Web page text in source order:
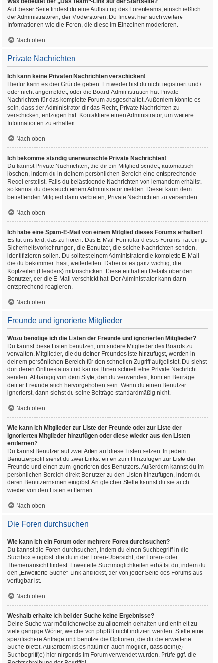
Was bedeutet der „Das Team“-Link auf der Startseite?
Auf dieser Seite findest du eine Auflistung des Forenteams, einschließlich
der Administratoren, der Moderatoren. Du findest hier auch weitere
Informationen wie die Foren, die diese im Einzelnen moderieren.
Nach oben
Private Nachrichten
Ich kann keine Privaten Nachrichten verschicken!
Hierfür kann es drei Gründe geben: Entweder bist du nicht registriert und /
oder nicht angemeldet, oder die Board-Administration hat Private
Nachrichten für das komplette Forum ausgeschaltet. Außerdem könnte es
sein, dass der Administrator dir das Recht, Private Nachrichten zu
verschicken, entzogen hat. Kontaktiere einen Administrator, um weitere
Informationen zu erhalten.
Nach oben
Ich bekomme ständig unerwünschte Private Nachrichten!
Du kannst Private Nachrichten, die dir ein Mitglied sendet, automatisch
löschen, indem du in deinem persönlichen Bereich eine entsprechende
Regel erstellst. Falls du belästigende Nachrichten von jemandem erhältst,
so kannst du dies auch einem Administrator melden. Dieser kann dem
betreffenden Mitglied dann verbieten, Private Nachrichten zu versenden.
Nach oben
Ich habe eine Spam-E-Mail von einem Mitglied dieses Forums erhalten!
Es tut uns leid, das zu hören. Das E-Mail-Formular dieses Forums hat einige
Sicherheitsvorkehrungen, die Benutzer, die solche Nachrichten senden,
identifizieren sollen. Du solltest einem Administrator die komplette E-Mail,
die du bekommen hast, weiterleiten. Dabei ist es ganz wichtig, die
Kopfzeilen (Headers) mitzuschicken. Diese enthalten Details über den
Benutzer, der die E-Mail verschickt hat. Der Administrator kann dann
entsprechend reagieren.
Nach oben
Freunde und ignorierte Mitglieder
Wozu benötige ich die Listen der Freunde und ignorierten Mitglieder?
Du kannst diese Listen benutzen, um andere Mitglieder des Boards zu
verwalten. Mitglieder, die du deiner Freundesliste hinzufügst, werden in
deinem persönlichen Bereich für den schnellen Zugriff aufgelistet. Du siehst
dort deren Onlinestatus und kannst ihnen schnell eine Private Nachricht
senden. Abhängig von dem Style, den du verwendest, können Beiträge
deiner Freunde auch hervorgehoben sein. Wenn du einen Benutzer
ignorierst, dann siehst du seine Beiträge standardmäßig nicht.
Nach oben
Wie kann ich Mitglieder zur Liste der Freunde oder zur Liste der
ignorierten Mitglieder hinzufügen oder diese wieder aus den Listen
entfernen?
Du kannst Benutzer auf zwei Arten auf diese Listen setzen: In jedem
Benutzerprofil siehst du zwei Links: einen zum Hinzufügen zur Liste der
Freunde und einen zum Ignorieren des Benutzers. Außerdem kannst du im
persönlichen Bereich direkt Benutzer zu den Listen hinzufügen, indem du
deren Benutzernamen eingibst. An gleicher Stelle kannst du sie auch
wieder von den Listen entfernen.
Nach oben
Die Foren durchsuchen
Wie kann ich ein Forum oder mehrere Foren durchsuchen?
Du kannst die Foren durchsuchen, indem du einen Suchbegriff in die
Suchbox eingibst, die du in der Foren-Übersicht, der Foren- oder
Themenansicht findest. Erweiterte Suchmöglichkeiten erhältst du, indem du
den „Erweiterte Suche“-Link anklickst, der von jeder Seite des Forums aus
verfügbar ist.
Nach oben
Weshalb erhalte ich bei der Suche keine Ergebnisse?
Deine Suche war möglicherweise zu allgemein gehalten und enthielt zu
viele gängige Wörter, welche von phpBB nicht indiziert werden. Stelle eine
spezifischere Anfrage und benutze die Optionen, die dir die erweiterte
Suche bietet. Außerdem ist es natürlich auch möglich, dass dein(e)
Suchbegriff(e) hier nirgends im Forum verwendet wurden. Prüfe ggf. die